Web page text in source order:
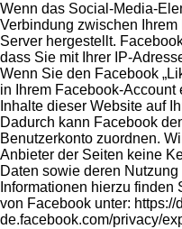
Wenn das Social-Media-
Verbindung zwischen
Server hergestellt.
dass Sie mit Ihrer IP-
Wenn Sie den Facebook
in Ihrem Facebook-
Inhalte dieser Website auf
Dadurch kann Facebook
Benutzerkonto zuordnen.
Anbieter der Seiten keine
Daten sowie deren
Informationen hierzu
von Facebook unter: https://
de.facebook.com/privacy/